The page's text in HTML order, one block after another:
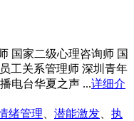
国家二级心理咨询师 国
工关系管理师 深圳青年
电台华夏之声 ...详细介
绪管理 潜能激发
执